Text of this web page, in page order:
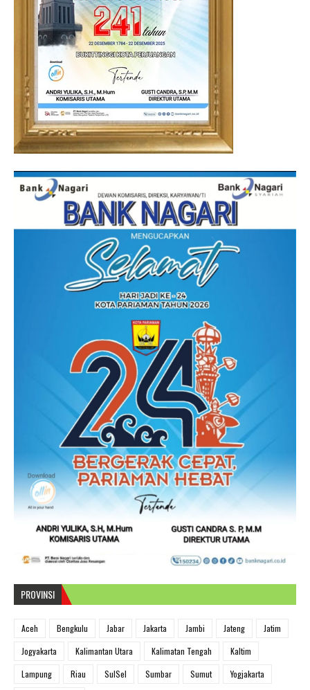
PROVINSI
Aceh Bengkulu Jabar Jakarta Jambi Jateng
Jatim
Jogyakarta
Kalimantan Utara Kalimatan Tengah
Kaltim
Lampung
Riau SulSel Sumbar Sumut
Yogjakarta